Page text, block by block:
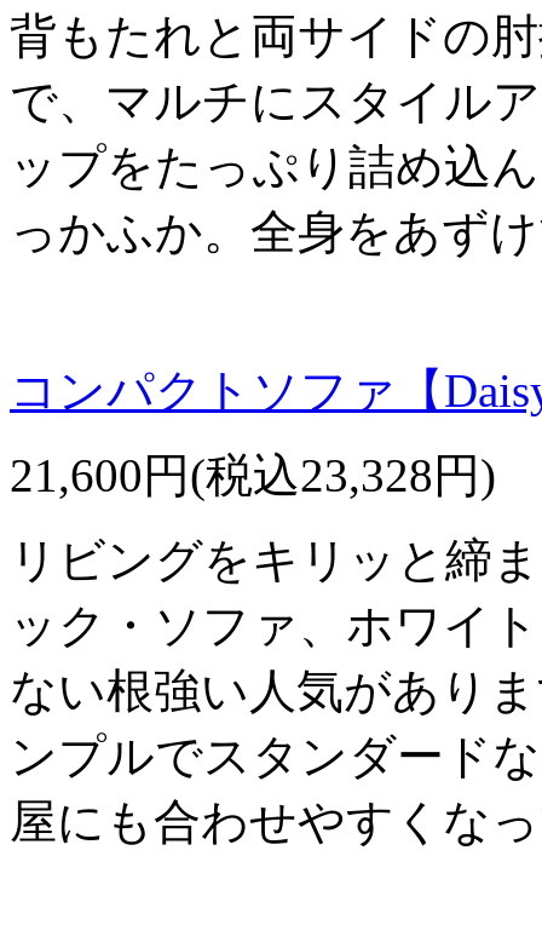
背もたれと両サイドの
で、マルチにスタイル
ップをたっぷり詰め込
っかふか。全身をあず
コンパクトソファ【
21,600円(税込23,328円)
リビングをキリッと締
ック・ソファ、ホワイ
ない根強い人気があり
ンプルでスタンダード
屋にも合わせやすくな